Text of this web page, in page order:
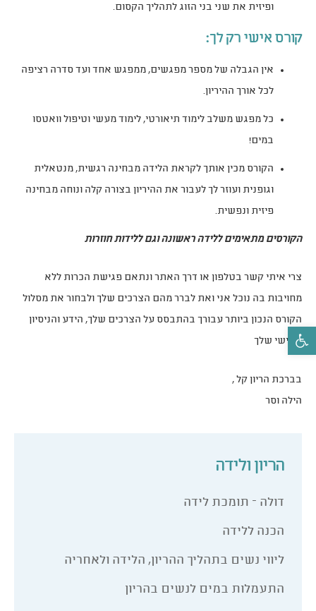
פתח סרגל נגישות
הריון ולידה
דולה – תומכת לידה
הכנה ללידה
ליווי נשים בתהליך ההריון, הלידה ולאחריה
התעמלות במים לנשים בהריון
ופיזית את שני בני הזוג לתהליך הקסום.
קורס אישי רק לך:
אין הגבלה של מספר מפגשים, ממפגש אחד ועד סדרה רציפה
לכל אורך ההיריון.
כל מפגש משלב לימוד תיאורטי, לימוד מעשי וטיפול וואטסו
במים!
הקורס מכין אותך לקראת הלידה מבחינה רגשית, מנטאלית
וגופנית ועוזר לך לעבור את ההיריון בצורה קלה ונוחה מבחינה
פיזית ונפשית.
הקורסים מתאימים ללידה ראשונה וגם ללידות חוזרות
צרי איתי קשר בטלפון או דרך האתר ונתאם פגישת הכרות ללא
מחויבות בה נוכל אני ואת לברר מהם הצרכים שלך ולבחור את מסלול
הקורס הנכון ביותר עבורך בהתבסס על הצרכים שלך, הידע והניסיון
האישי שלך
בברכת הריון קל ,
הילה וסר